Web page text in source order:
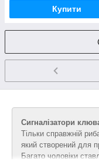
Купити
Сигналізатори
Тільки справжній
який створений для
Багато чоловіки